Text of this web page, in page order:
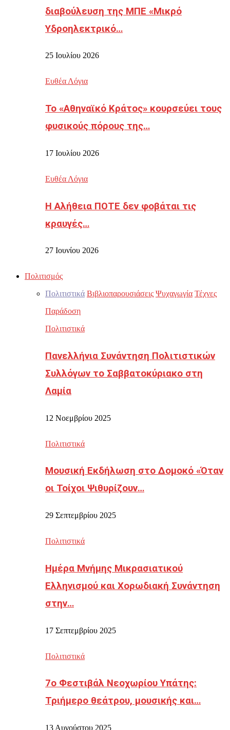
διαβούλευση της ΜΠΕ «Μικρό
Υδροηλεκτρικό…
25 Ιουλίου 2026
Ευθέα Λόγια
Το «Αθηναϊκό Κράτος» κουρσεύει τους
φυσικούς πόρους της…
17 Ιουλίου 2026
Ευθέα Λόγια
Η Αλήθεια ΠΟΤΕ δεν φοβάται τις
κραυγές…
27 Ιουνίου 2026
Πολιτισμός
Πολιτιστικά Βιβλιοπαρουσιάσεις Ψυχαγωγία Τέχνες
Παράδοση
Πολιτιστικά
Πανελλήνια Συνάντηση Πολιτιστικών
Συλλόγων το Σαββατοκύριακο στη
Λαμία
12 Νοεμβρίου 2025
Πολιτιστικά
Μουσική Εκδήλωση στο Δομοκό «Όταν
οι Τοίχοι Ψιθυρίζουν…
29 Σεπτεμβρίου 2025
Πολιτιστικά
Ημέρα Μνήμης Μικρασιατικού
Ελληνισμού και Χορωδιακή Συνάντηση
στην…
17 Σεπτεμβρίου 2025
Πολιτιστικά
7ο Φεστιβάλ Νεοχωρίου Υπάτης:
Τριήμερο θεάτρου, μουσικής και…
13 Αυγούστου 2025